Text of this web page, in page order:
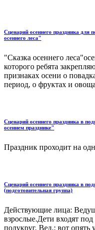
Сценарий осеннего праздника для
осеннего леса"
"Сказка осеннего
которого ребята
признаках осени о
период, о фруктах и
Сценарий осеннего праздника в
осеннем празднике"
Праздник проходит на
Сценарий осеннего праздника в
(подготовительная группа)
Действующие лица:
взрослые.Дети входят
полукруг. Вед.: вот